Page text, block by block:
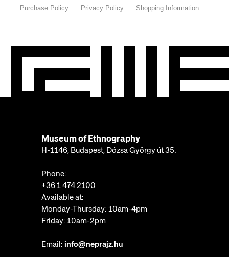
Purchase Policy Privacy Policy Shopping Information
Museum of Ethnography
H-1146, Budapest, Dózsa György út 35.
Phone:
+36 1 474 2100
Available at:
Monday-Thursday: 10am-4pm
Friday: 10am-2pm
Email: info@neprajz.hu